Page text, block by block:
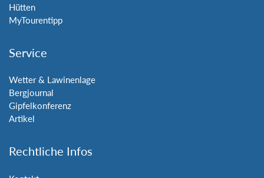
Hütten
MyTourentipp
Service
Wetter & Lawinenlage
Bergjournal
Gipfelkonferenz
Artikel
Rechtliche Infos